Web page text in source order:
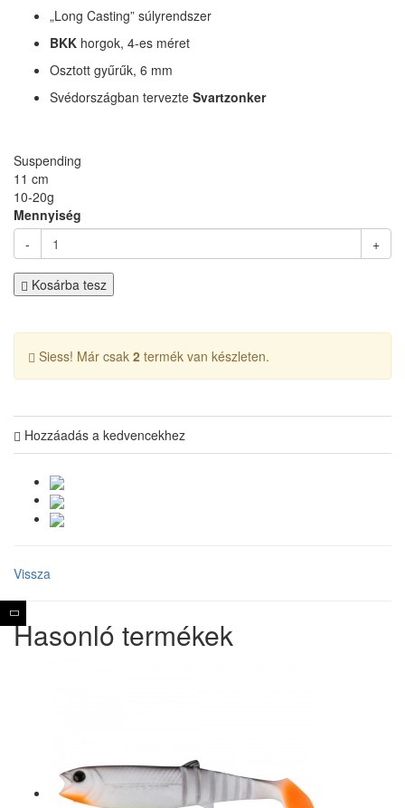
„Long Casting” súlyrendszer
BKK horgok, 4-es méret
Osztott gyűrűk, 6 mm
Svédországban tervezte Svartzonker
Suspending
11 cm
10-20g
Mennyiség
-
+
Kosárba tesz
Siess! Már csak 2 termék van készleten.
Hozzáadás a kedvencekhez
Vissza
Hasonló termékek